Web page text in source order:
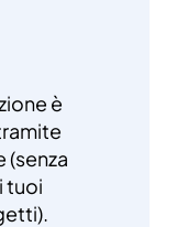
è
(senza
tuoi